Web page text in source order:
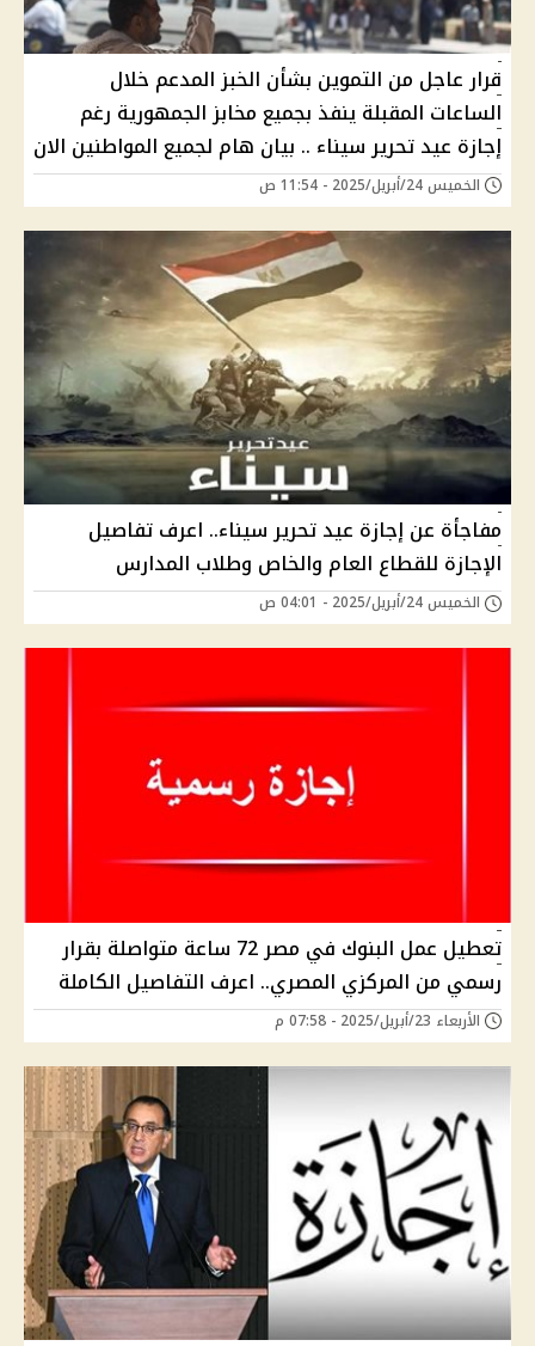
قرار عاجل من التموين بشأن الخبز المدعم خلال
الساعات المقبلة ينفذ بجميع مخابز الجمهورية رغم
إجازة عيد تحرير سيناء .. بيان هام لجميع المواطنين الان
الخميس 24/أبريل/2025 - 11:54 ص
مفاجأة عن إجازة عيد تحرير سيناء.. اعرف تفاصيل
الإجازة للقطاع العام والخاص وطلاب المدارس
الخميس 24/أبريل/2025 - 04:01 ص
تعطيل عمل البنوك في مصر 72 ساعة متواصلة بقرار
رسمي من المركزي المصري.. اعرف التفاصيل الكاملة
الأربعاء 23/أبريل/2025 - 07:58 م